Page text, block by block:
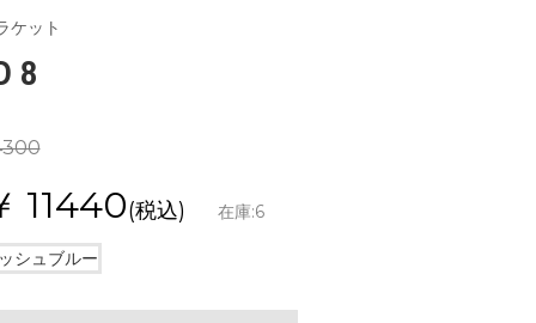
ケット
8
11440(税込) 在庫:6
シュブルー